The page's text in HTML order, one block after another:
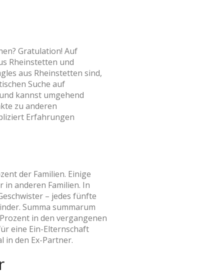
Gratulation! Auf
Rheinstetten und
aus Rheinstetten sind,
Suche auf
kannst umgehend
zu anderen
Erfahrungen
der Familien. Einige
in anderen Familien. In
– jedes fünfte
Summa summarum
in den vergangenen
eine Ein-Elternschaft
in den Ex-Partner.